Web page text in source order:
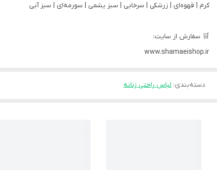
کرم | قهوه‌ای | زرشکی | سرخابی | سبز یشمی | سورمه‌ای | سبز آبی
🛒 سفارش از سایت:
www.shamaeishop.ir
دسته‌بندی: لباس راحتی زنانه